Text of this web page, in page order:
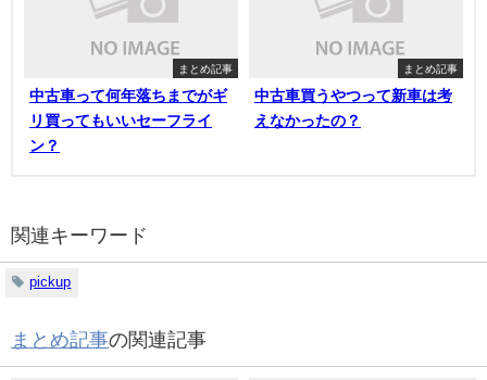
まとめ記事
中古車って何年落ちまでがギ
リ買ってもいいセーフライ
ン？
まとめ記事
中古車買うやつって新車は考
えなかったの？
関連キーワード
pickup
まとめ記事の関連記事